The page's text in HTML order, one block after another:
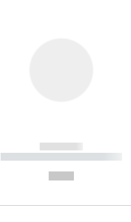
------------
----------- ----------- ----------